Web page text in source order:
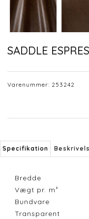
SADDLE
Varenummer: 253242
Specifikation
Bredde
Vægt pr. m²
Bundvare
Transparent